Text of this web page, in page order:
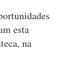
esta
na